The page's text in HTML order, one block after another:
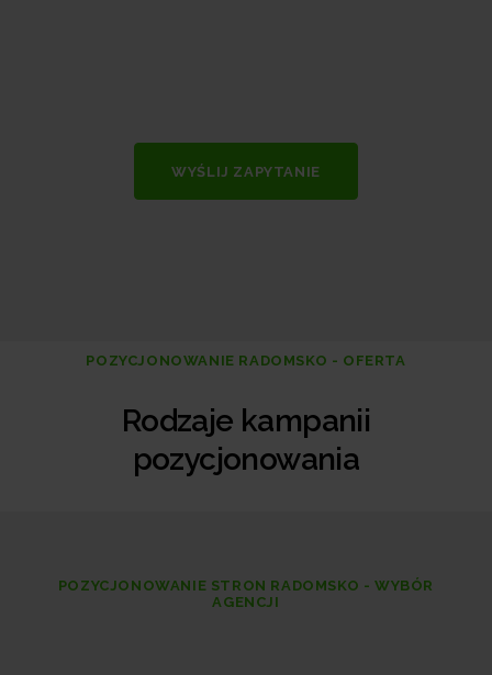
WYŚLIJ ZAPYTANIE
POZYCJONOWANIE RADOMSKO - OFERTA
Rodzaje kampanii
pozycjonowania
POZYCJONOWANIE STRON RADOMSKO - WYBÓR
AGENCJI